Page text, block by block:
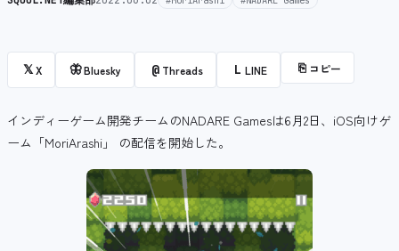
𝕏X 🦋Bluesky @ Threads L LINE ⎘ コピー
インディーゲーム開発チームのNADARE Gamesは6月2日、iOS向けゲ
ーム「MoriArashi」 の配信を開始した。